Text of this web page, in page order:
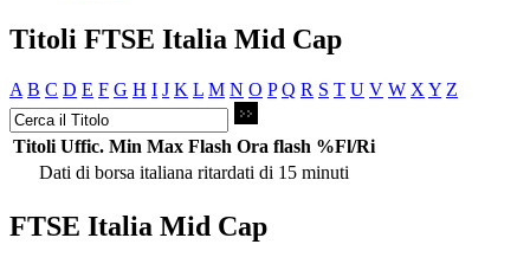
Titoli FTSE Italia Mid Cap
A B C D E F G H I J K L M N O P Q R S T U V W X Y Z
Titoli Uffic. Min Max Flash Ora flash %Fl/Ri
Dati di borsa italiana ritardati di 15 minuti
FTSE Italia Mid Cap